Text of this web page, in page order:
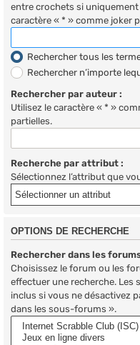
entre crochets si
caractère « * » comme joker
Rechercher tous les
Rechercher n’importe
Rechercher par auteur :
Utilisez le caractère « * »
partielles.
Recherche par attribut :
Sélectionnez l’attribut que
OPTIONS DE RECHERCHE
Rechercher dans les
Choisissez le forum ou les
effectuer une recherche.
inclus si vous ne désactivez
dans les sous-forums ».